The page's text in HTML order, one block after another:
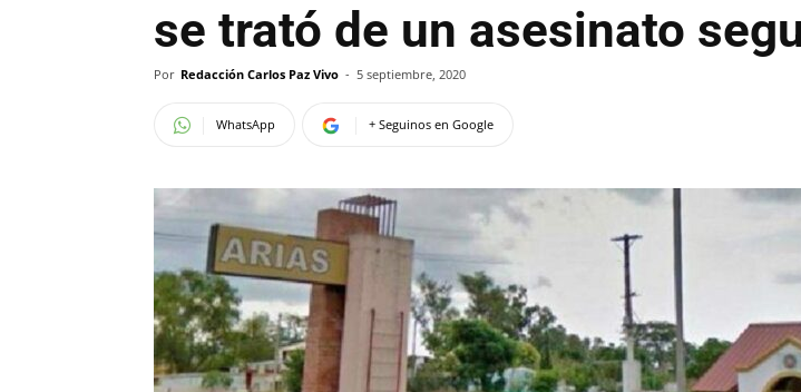
se trató de un asesinato
Por Redacción Carlos Paz Vivo - 5 septiembre, 2020
WhatsApp + Seguinos en Google